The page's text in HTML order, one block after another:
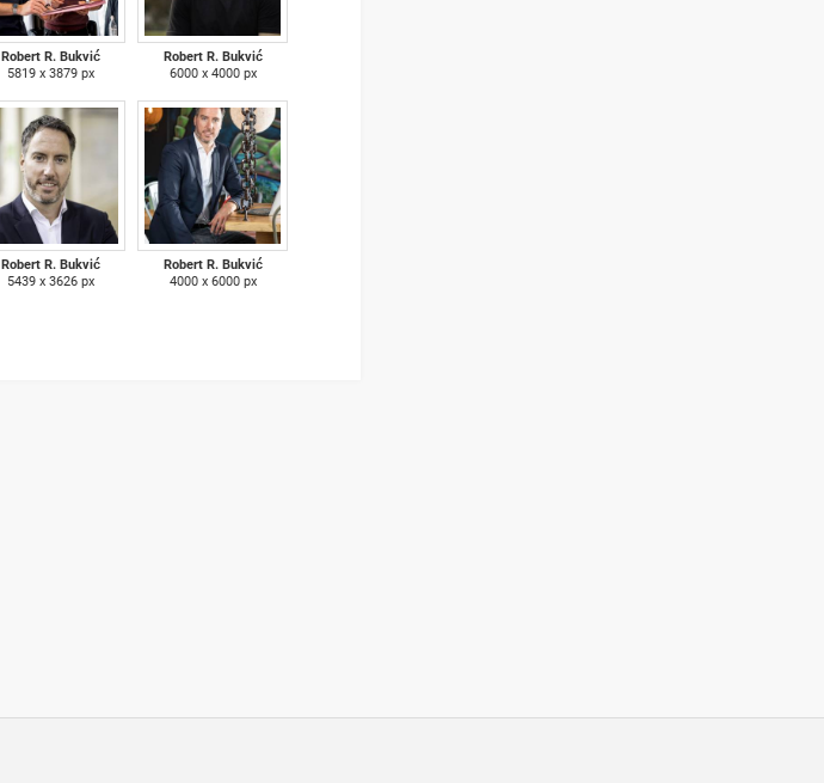
Robert R. Bukvić
5819 x 3879 px
Robert R. Bukvić
6000 x 4000 px
Robert R. Bukvić
5439 x 3626 px
Robert R. Bukvić
4000 x 6000 px